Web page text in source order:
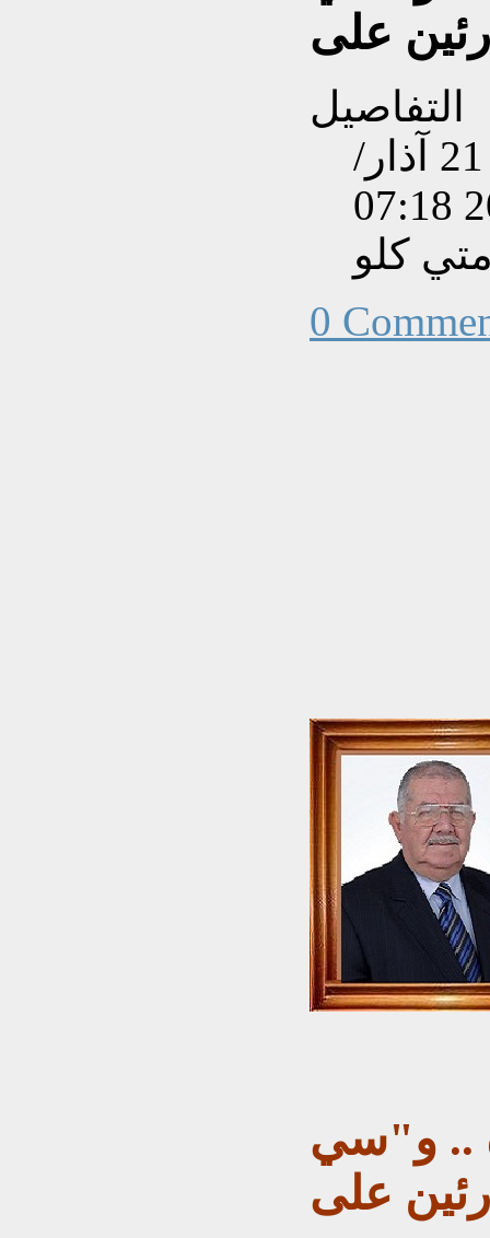
التفاصيل
تم إنشاءه بتاريخ الإثنين, 21 آذار/
كلو
0
.. و"سي